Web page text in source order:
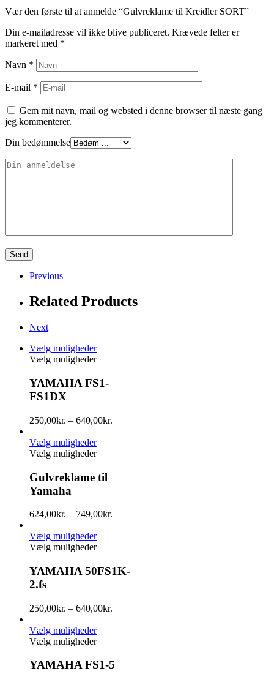
Vær den første til at anmelde “Gulvreklame til Kreidler SORT”
Din e-mailadresse vil ikke blive publiceret. Krævede felter er
markeret med *
Navn *
E-mail *
Gem mit navn, mail og websted i denne browser til næste gang
jeg kommenterer.
Din bedømmelse
Previous
Related Products
Next
Vælg muligheder
Vælg muligheder
YAMAHA FS1-
FS1DX
250,00kr. – 640,00kr.
Vælg muligheder
Vælg muligheder
Gulvreklame til
Yamaha
624,00kr. – 749,00kr.
Vælg muligheder
Vælg muligheder
YAMAHA 50FS1K-
2.fs
250,00kr. – 640,00kr.
Vælg muligheder
Vælg muligheder
YAMAHA FS1-5